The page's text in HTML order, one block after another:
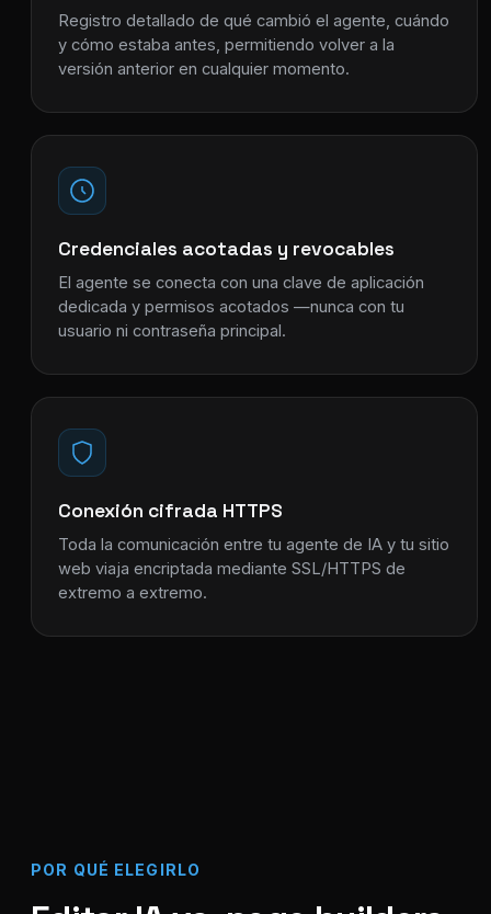
Registro detallado de qué cambió el agente, cuándo
y cómo estaba antes, permitiendo volver a la
versión anterior en cualquier momento.
Credenciales acotadas y revocables
El agente se conecta con una clave de aplicación
dedicada y permisos acotados —nunca con tu
usuario ni contraseña principal.
Conexión cifrada HTTPS
Toda la comunicación entre tu agente de IA y tu sitio
web viaja encriptada mediante SSL/HTTPS de
extremo a extremo.
POR QUÉ ELEGIRLO